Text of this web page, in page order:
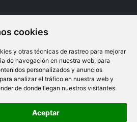
cookies
y otras técnicas de rastreo para mejorar
de navegación en nuestra web, para
personalizados y anuncios
analizar el tráfico en nuestra web y
de donde llegan nuestros visitantes.
Aceptar